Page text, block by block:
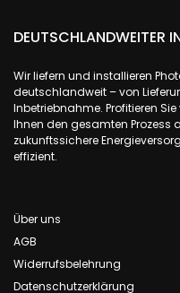
DEUTSCHLANDWEITER
Wir liefern und installieren
deutschlandweit – von
Inbetriebnahme. Profitieren
Ihnen den gesamten Prozess
zukunftssichere
effizient.
Über uns
AGB
Widerrufsbelehrung
Datenschutzerklärung